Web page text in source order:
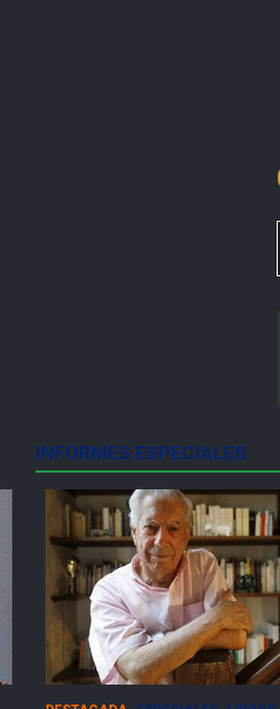
INFORMES ESPECIALES